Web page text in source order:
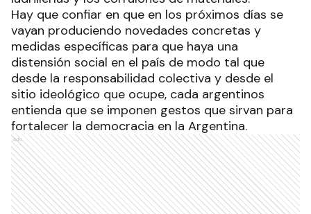
Hay que confiar en que en los próximos días se
vayan produciendo novedades concretas y
medidas específicas para que haya una
distensión social en el país de modo tal que
desde la responsabilidad colectiva y desde el
sitio ideológico que ocupe, cada argentinos
entienda que se imponen gestos que sirvan para
fortalecer la democracia en la Argentina.
Ads